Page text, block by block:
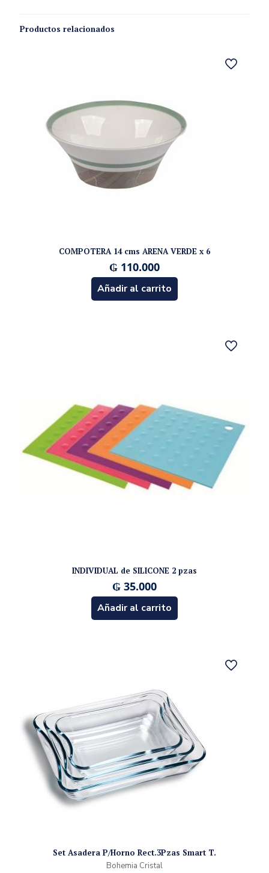
Productos relacionados
COMPOTERA 14 cms ARENA VERDE x 6
₲ 110.000
Añadir al carrito
INDIVIDUAL de SILICONE 2 pzas
₲ 35.000
Añadir al carrito
Set Asadera P/Horno Rect.3Pzas Smart T.
Bohemia Cristal